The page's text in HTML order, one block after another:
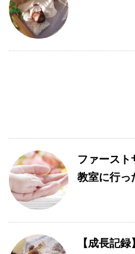
ファースト
教室に行っ
【成長記